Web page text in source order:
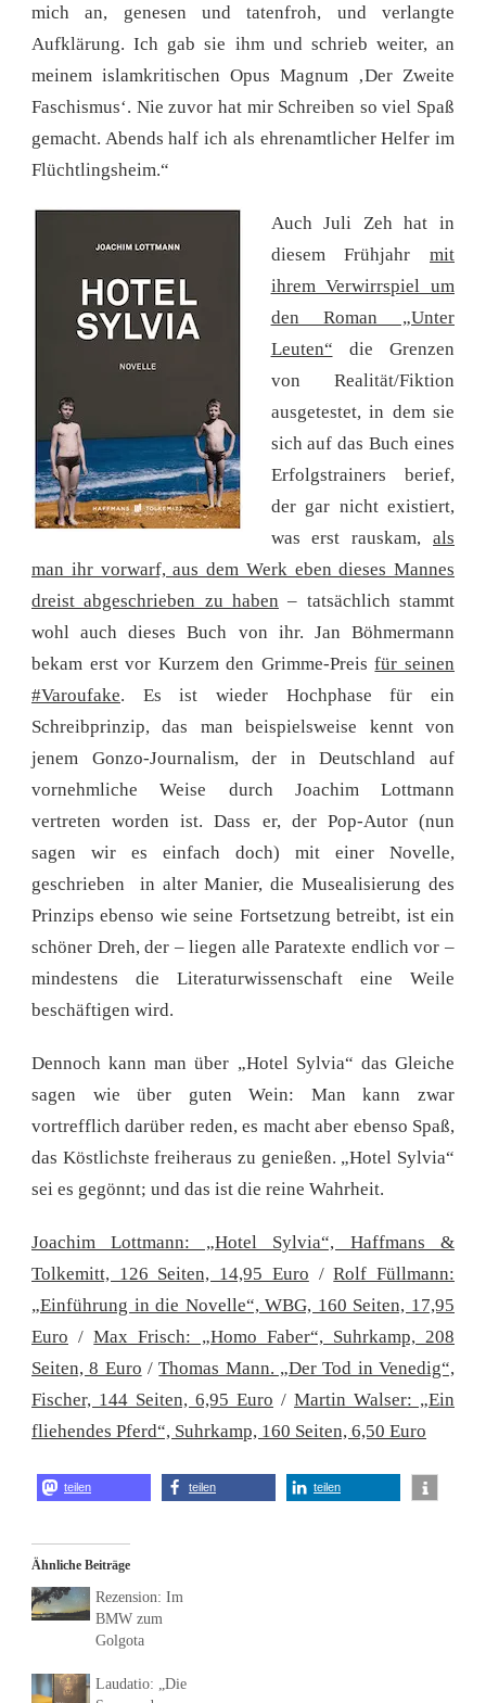
mich an, genesen und tatenfroh, und verlangte
Aufklärung. Ich gab sie ihm und schrieb weiter, an
meinem islamkritischen Opus Magnum ‚Der Zweite
Faschismus‘. Nie zuvor hat mir Schreiben so viel Spaß
gemacht. Abends half ich als ehrenamtlicher Helfer im
Flüchtlingsheim.“
Auch Juli Zeh hat in
diesem Frühjahr mit
ihrem Verwirrspiel um
den Roman „Unter
Leuten“ die Grenzen
von Realität/Fiktion
ausgetestet, in dem sie
sich auf das Buch eines
Erfolgstrainers berief,
der gar nicht existiert,
was erst rauskam, als
man ihr vorwarf, aus dem Werk eben dieses Mannes
dreist abgeschrieben zu haben – tatsächlich stammt
wohl auch dieses Buch von ihr. Jan Böhmermann
bekam erst vor Kurzem den Grimme-Preisfür seinen
#Varoufake. Es ist wieder Hochphase für ein
Schreibprinzip, das man beispielsweise kennt von
jenem Gonzo-Journalism, der in Deutschland auf
vornehmliche Weise durch Joachim Lottmann
vertreten worden ist. Dass er, der Pop-Autor (nun
sagen wir es einfach doch) mit einer Novelle,
geschrieben in alter Manier, die Musealisierung des
Prinzips ebenso wie seine Fortsetzung betreibt, ist ein
schöner Dreh, der – liegen alle Paratexte endlich vor –
mindestens die Literaturwissenschaft eine Weile
beschäftigen wird.
Dennoch kann man über „Hotel Sylvia“ das Gleiche
sagen wie über guten Wein: Man kann zwar
vortrefflich darüber reden, es macht aber ebenso Spaß,
das Köstlichste freiheraus zu genießen. „Hotel Sylvia“
sei es gegönnt; und das ist die reine Wahrheit.
Joachim Lottmann: „Hotel Sylvia“, Haffmans &
Tolkemitt, 126 Seiten, 14,95 Euro /Rolf Füllmann:
„Einführung in die Novelle“, WBG, 160 Seiten, 17,95
Euro /Max Frisch: „Homo Faber“, Suhrkamp, 208
Seiten, 8 Euro /Thomas Mann. „Der Tod in Venedig“,
Fischer, 144 Seiten, 6,95 Euro / Martin Walser: „Ein
fliehendes Pferd“, Suhrkamp, 160 Seiten, 6,50 Euro
teilen teilen teilen
Ähnliche Beiträge
Rezension: Im
BMW zum
Golgota
Laudatio: „Die